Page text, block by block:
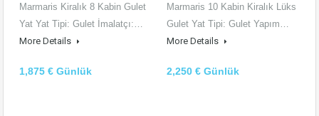
Marmaris Kiralık 8 Kabin Gulet
Yat Yat Tipi: Gulet İmalatçı:…
More Details
1,875 € Günlük
Marmaris 10 Kabin Kiralık Lüks
Gulet Yat Tipi: Gulet Yapım…
More Details
2,250 € Günlük